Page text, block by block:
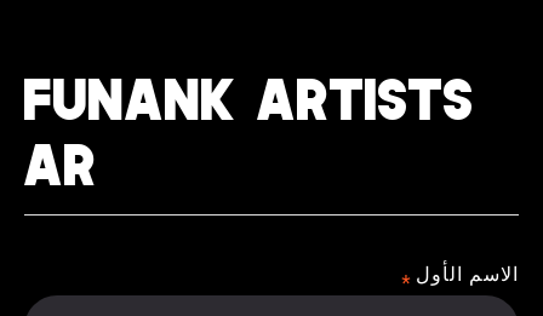
FUNANK ARTISTS
AR
الاسم الأول